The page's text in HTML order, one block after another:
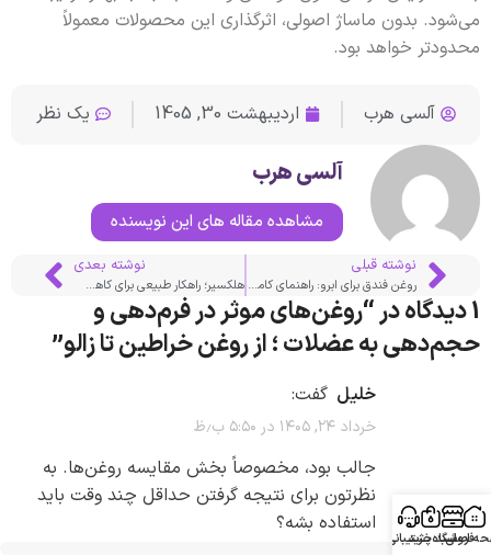
می‌شود. بدون ماساژ اصولی، اثرگذاری این محصولات معمولاً
محدودتر خواهد بود.
آلسی هرب اردیبهشت 30, 1405 یک نظر
آلسی هرب
مشاهده مقاله های این نویسنده
نوشته قبلی
روغن فندق برای ابرو: راهنمای کامل تقویت و پرپشتی طبیعی
نوشته بعدی
هلکسیر؛ راهکار طبیعی برای کاهش گرفتگی عضلات و درد مفاصل
1 دیدگاه در “
روغن‌های موثر در فرم‌دهی و
حجم‌دهی به عضلات ؛ از روغن خراطین تا زالو”
خلیل گفت:
خرداد ۲۴, ۱۴۰۵ در ۵:۵۰ ب٫ظ
جالب بود، مخصوصاً بخش مقایسه روغن‌ها. به
نظرتون برای نتیجه گرفتن حداقل چند وقت باید
استفاده بشه؟
اصلی
فروشگاهسبد خرید
پشتیبانی